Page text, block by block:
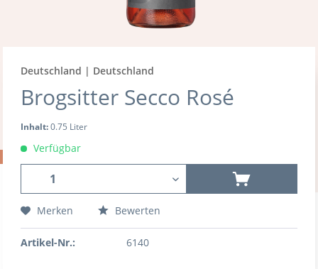
Deutschland | Deutschland
Brogsitter Secco Rosé
Inhalt:0.75 Liter
Verfügbar
Merken Bewerten
Artikel-Nr.: 6140